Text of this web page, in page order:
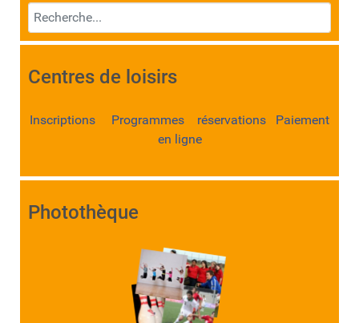
Centres de loisirs
Inscriptions Programmes réservations Paiement
en ligne
Photothèque